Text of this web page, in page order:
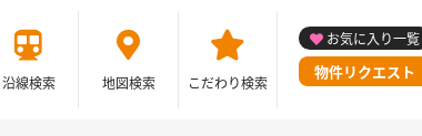
沿線検索 地図検索 こだわり検索
お気に入り一覧
物件リクエスト